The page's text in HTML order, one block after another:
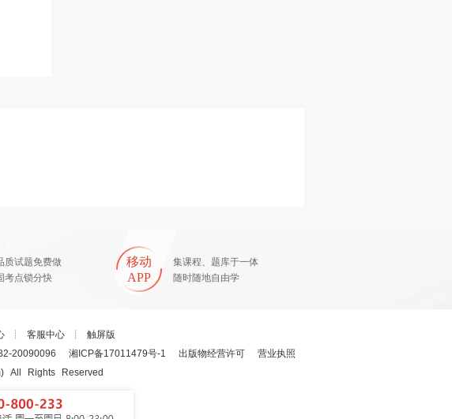
质试题免费做
考点锁分快
移动
APP
集课程、题库于一体
随时随地自由学
┊ 客服中心 ┊ 触屏版
20090096 湘ICP备17011479号-1 出版物经营许可
营业执照
All Rights Reserved